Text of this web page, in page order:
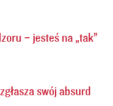
– jesteś na „tak”
swój absurd